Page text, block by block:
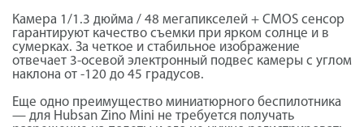
Камера 1/1.3 дюйма / 48 мегапикселей + CMOS сенсор
гарантируют качество съемки при ярком солнце и в
сумерках. За четкое и стабильное изображение
отвечает 3-осевой электронный подвес камеры с углом
наклона от -120 до 45 градусов.
Еще одно преимущество миниатюрного беспилотника
— для Hubsan Zino Mini не требуется получать